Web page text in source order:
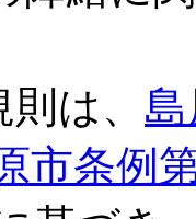
は、
市条例